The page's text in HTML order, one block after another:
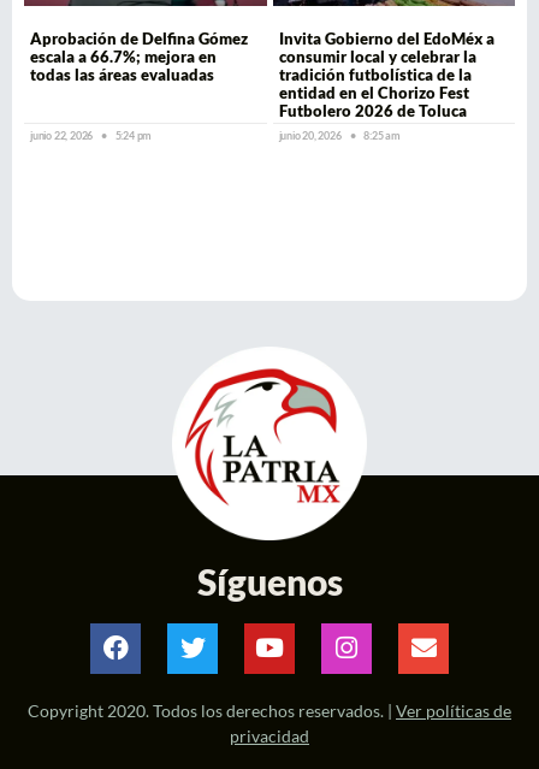
Aprobación de Delfina Gómez
escala a 66.7%; mejora en
todas las áreas evaluadas
junio 22, 2026 5:24 pm
Invita Gobierno del EdoMéx a
consumir local y celebrar la
tradición futbolística de la
entidad en el Chorizo Fest
Futbolero 2026 de Toluca
junio 20, 2026 8:25 am
Síguenos
Copyright 2020. Todos los derechos reservados. | Ver políticas de
privacidad